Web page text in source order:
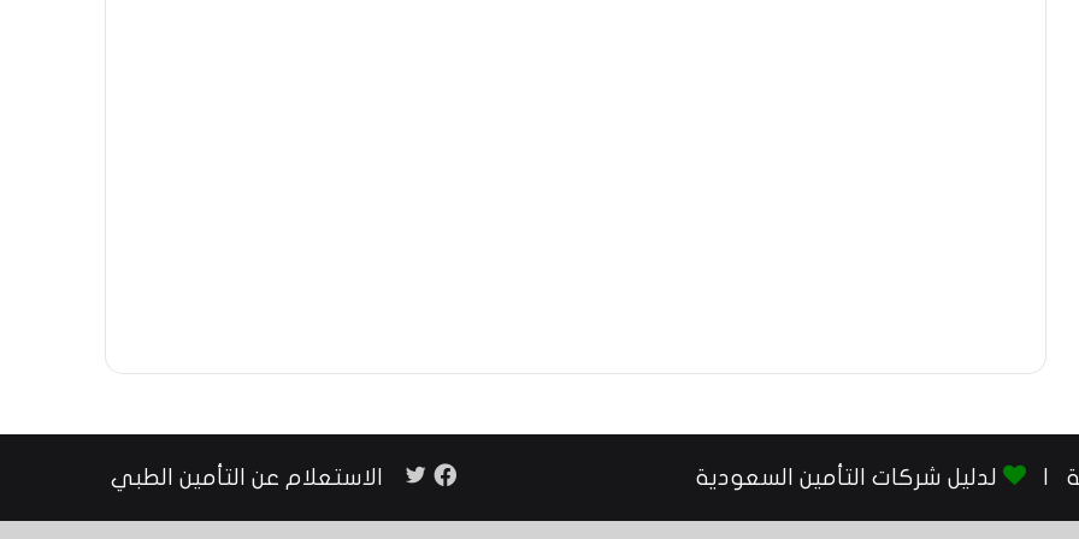
لدليل شركات التأمين السعودية الاستعلام عن التأمين الطبيفيسبوك
تويتر